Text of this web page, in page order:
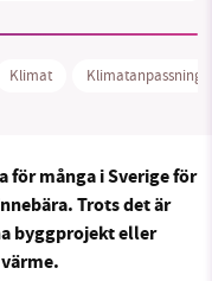
Tipsa oss
Klimat Klimatanpassning
för många i Sverige för
Trots det är
byggprojekt eller